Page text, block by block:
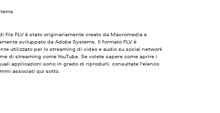
file FLV è stato originariamente creato da Macromedia e
sviluppato da Adobe Systems. Il formato FLV è
utilizzato per lo streaming di video e audio su social network
di streaming come YouTube. Se volete sapere come aprire i
applicazioni sono in grado di riprodurli, consultate l'elenco
associati qui sotto.